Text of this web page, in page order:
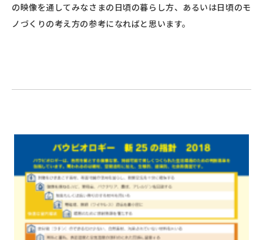
の映像を通してみなさまの日頃の暮らし方、あるいは日頃のモ
ノづくりの考え方の参考になればと思います。